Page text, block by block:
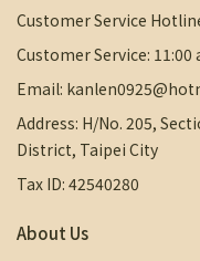
Customer Service
Customer Service: 11:00
Email:
Address: H/No. 205,
District, Taipei City
Tax ID: 42540280
About Us